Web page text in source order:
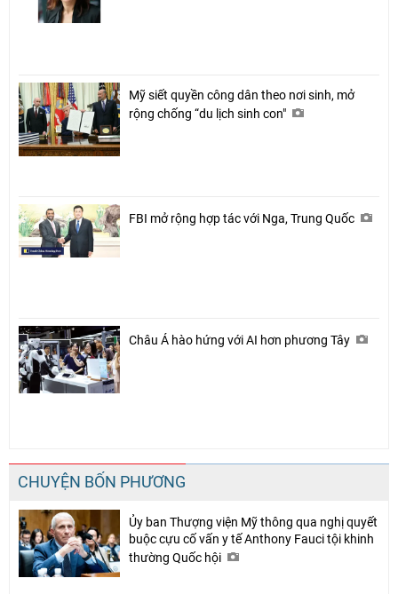
Mỹ siết quyền công dân theo nơi sinh, mở
rộng chống “du lịch sinh con"
FBI mở rộng hợp tác với Nga, Trung Quốc
Châu Á hào hứng với AI hơn phương Tây
CHUYỆN BỐN PHƯƠNG
Ủy ban Thượng viện Mỹ thông qua nghị quyết
buộc cựu cố vấn y tế Anthony Fauci tội khinh
thường Quốc hội